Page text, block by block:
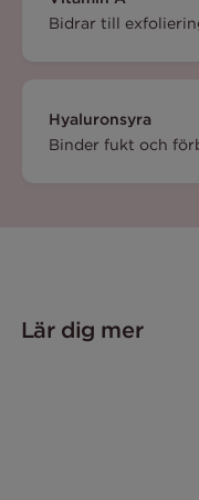
Bidrar till
Hyaluronsyra
Binder fukt och
Lär dig mer